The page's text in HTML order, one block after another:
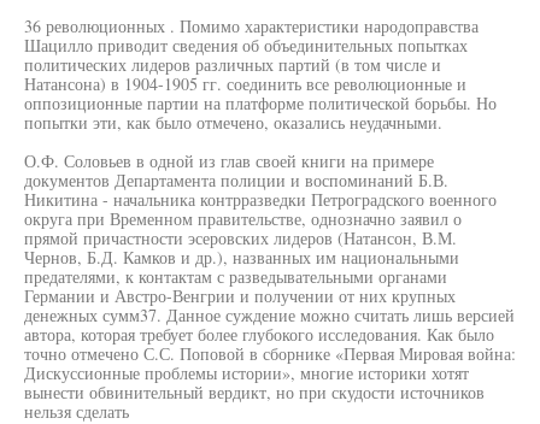
36 революционных . Помимо характеристики народоправства
Шацилло приводит сведения об объединительных попытках
политических лидеров различных партий (в том числе и
Натансона) в 1904-1905 гг. соединить все революционные и
оппозиционные партии на платформе политической борьбы. Но
попытки эти, как было отмечено, оказались неудачными.
О.Ф. Соловьев в одной из глав своей книги на примере
документов Департамента полиции и воспоминаний Б.В.
Никитина - начальника контрразведки Петроградского военного
округа при Временном правительстве, однозначно заявил о
прямой причастности эсеровских лидеров (Натансон, В.М.
Чернов, Б.Д. Камков и др.), названных им национальными
предателями, к контактам с разведывательными органами
Германии и Австро-Венгрии и получении от них крупных
денежных сумм37. Данное суждение можно считать лишь версией
автора, которая требует более глубокого исследования. Как было
точно отмечено С.С. Поповой в сборнике «Первая Мировая война:
Дискуссионные проблемы истории», многие историки хотят
вынести обвинительный вердикт, но при скудости источников
нельзя сделать